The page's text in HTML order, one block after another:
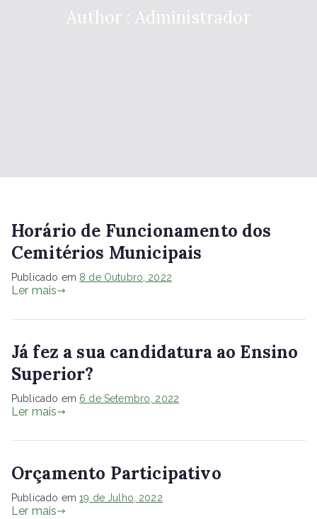
Author : Administrador
Horário de Funcionamento dos
Cemitérios Municipais
Publicado em 8 de Outubro, 2022
Ler mais
Já fez a sua candidatura ao Ensino
Superior?
Publicado em 6 de Setembro, 2022
Ler mais
Orçamento Participativo
Publicado em19 de Julho, 2022
Ler mais